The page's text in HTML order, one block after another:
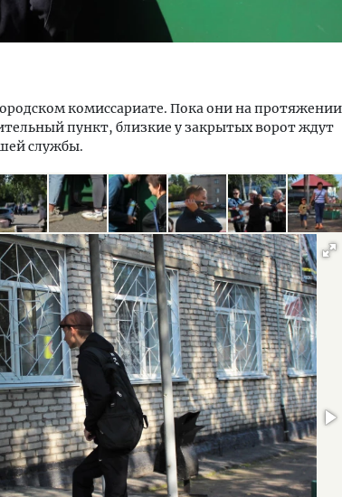
комиссариате. Пока они на протяжении
пункт, близкие у закрытых ворот ждут
службы.